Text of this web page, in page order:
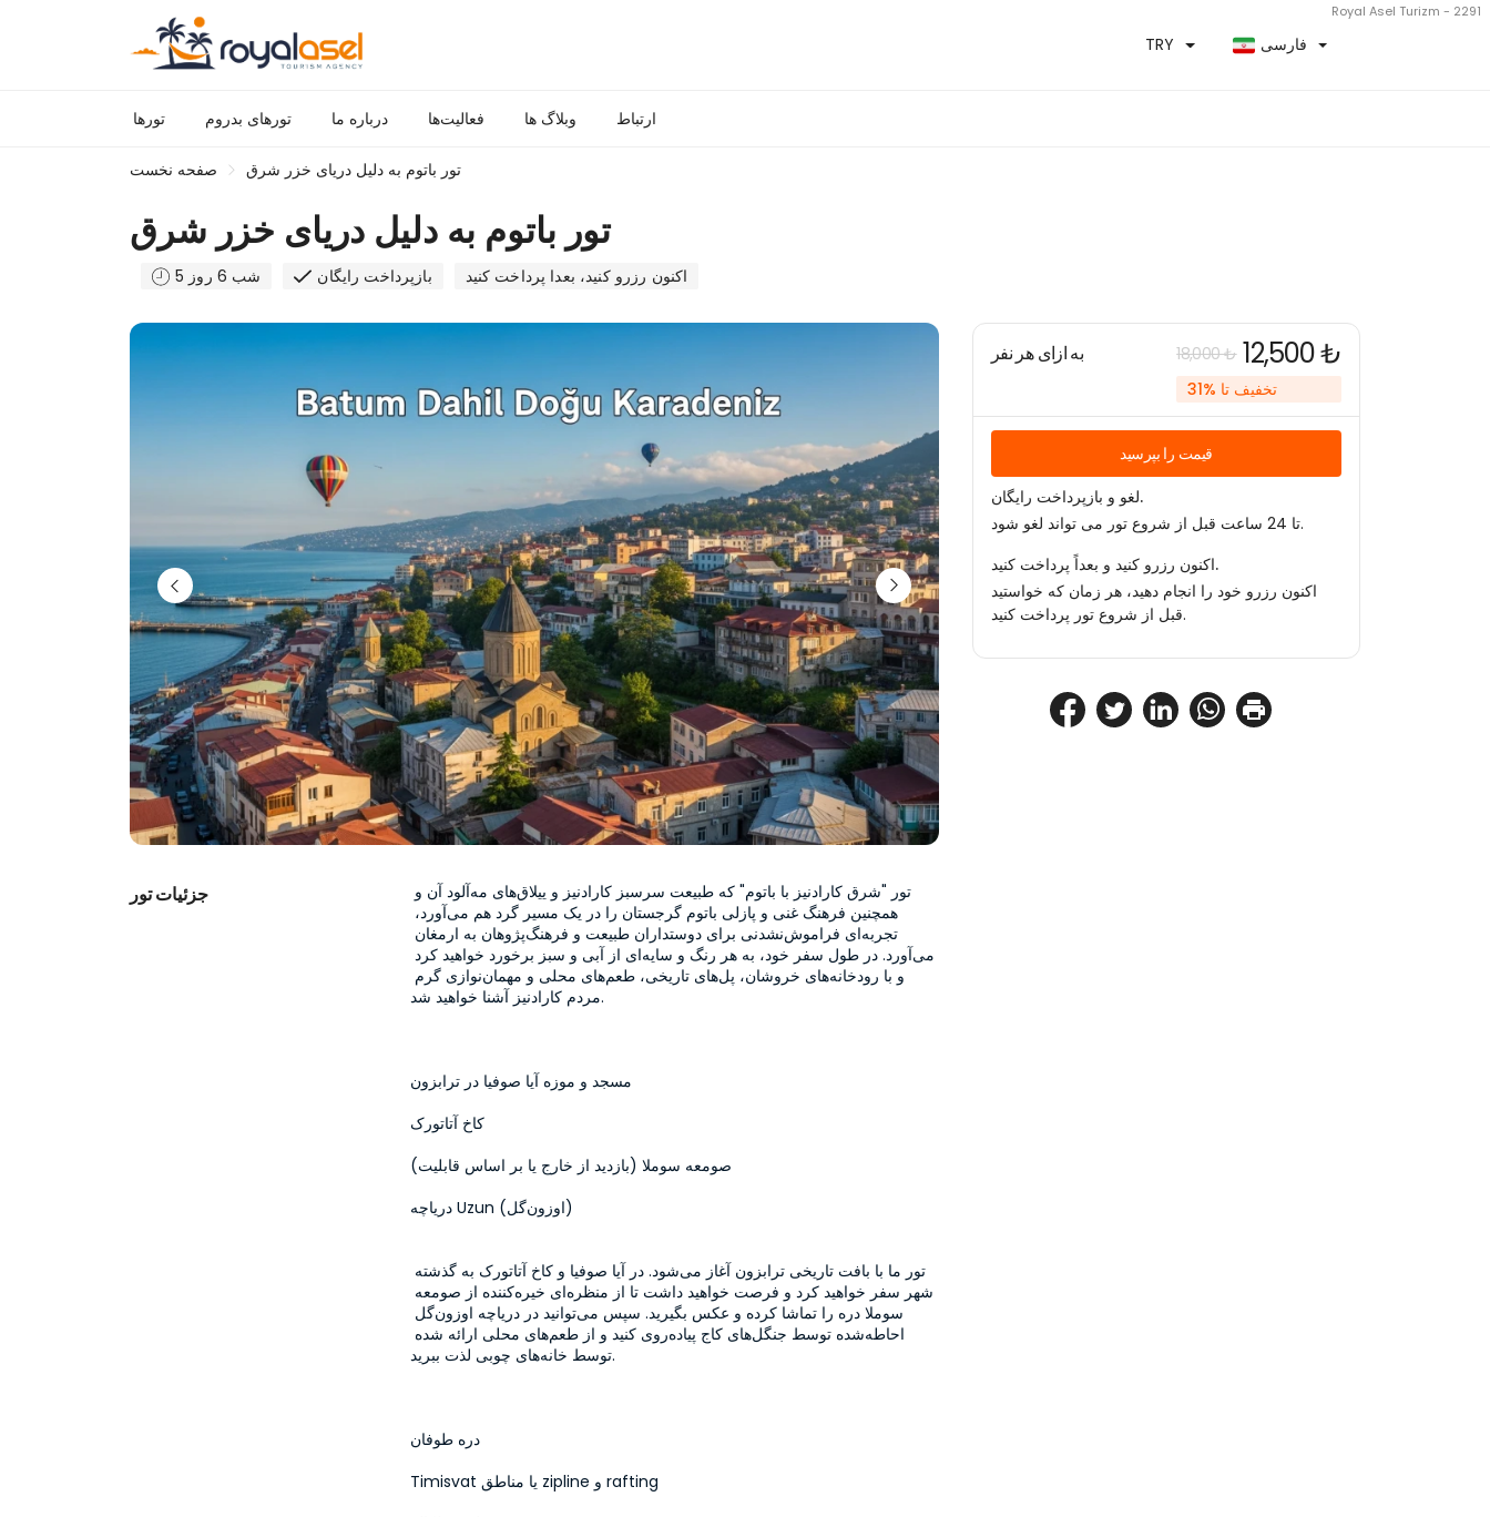
Royal Asel Turizm - 2291
TRY فارسی
تورها تورهای بدروم درباره ما فعالیت‌ها وبلاگ ها ارتباط
صفحه نخست تور باتوم به دلیل دریای خزر شرق
تور باتوم به دلیل دریای خزر شرق
5 شب 6 روز بازپرداخت رایگان اکنون رزرو کنید، بعدا پرداخت کنید
جزئیات تور
می‌آورد. در طول سفر خود، به هر رنگ و سایه‌ای از آبی و سبز برخورد خواهید کرد
مسجد و موزه آيا صوفيا در ترابزون
کاخ آتاتورک
صومعه سوملا (بازدید از خارج یا بر اساس قابلیت)
دریاچه Uzun (اوزون‌گل)
دره طوفان
Timisvat یا مناطق zipline و rafting
به ازای هر نفر 18,000 ₺ 12,500 ₺
تخفیف تا %31
قیمت را بپرسید
لغو و بازپرداخت رایگان.
تا 24 ساعت قبل از شروع تور می تواند لغو شود.
اکنون رزرو کنید و بعداً پرداخت کنید.
اکنون رزرو خود را انجام دهید، هر زمان که خواستید
قبل از شروع تور پرداخت کنید.